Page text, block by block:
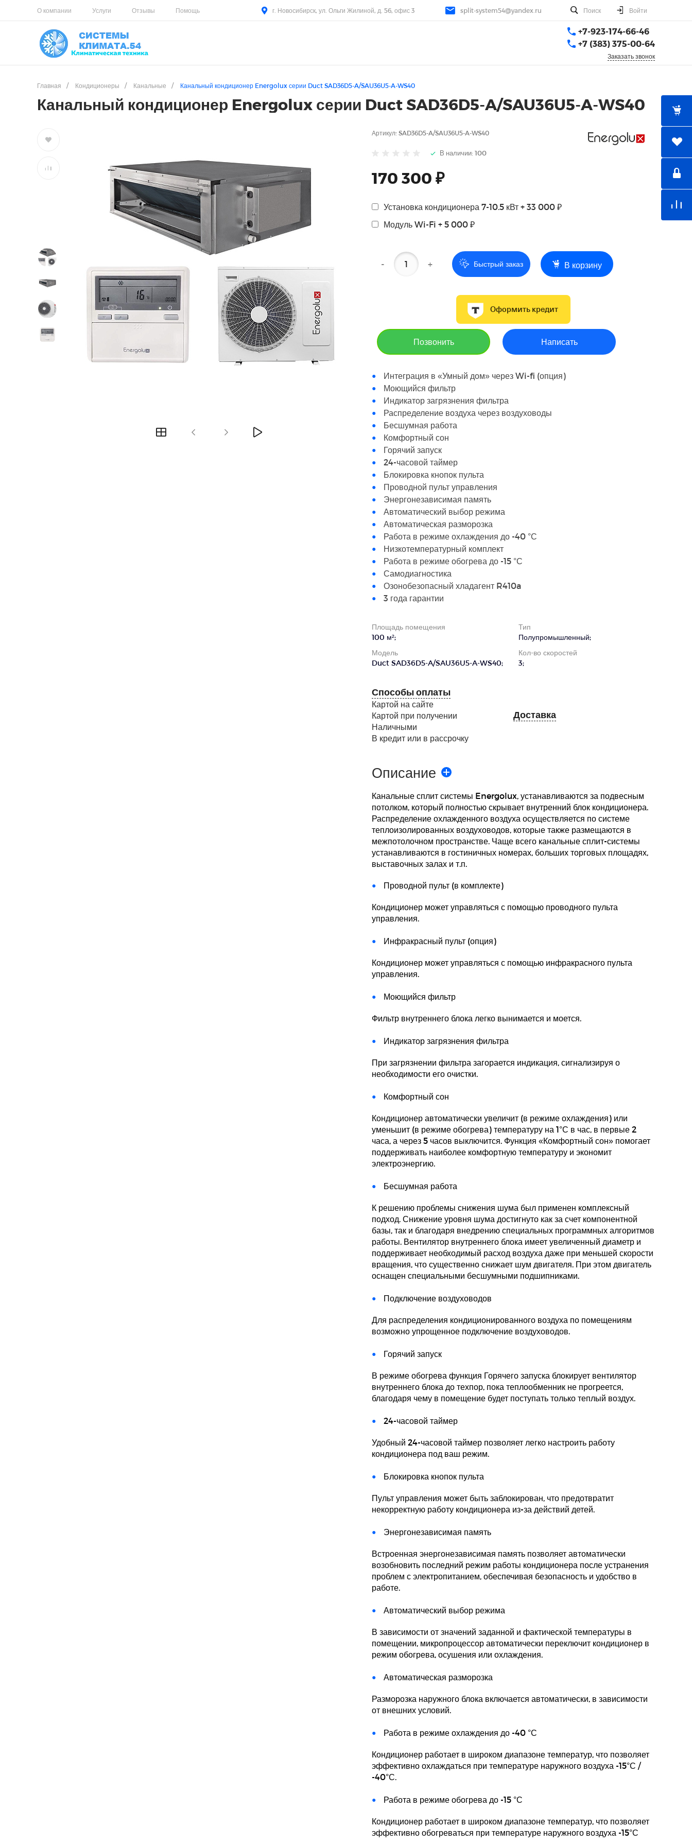
О компании Услуги Отзывы Помощь г. Новосибирск, ул. Ольги Жилиной, д. 56, офис 3 split-system54@yandex.ru Поиск Войти
+7-923-174-66-46
+7 (383) 375-00-64
Заказать звонок
Главная / Кондиционеры / Канальные / Канальный кондиционер Energolux серии Duct SAD36D5-A/SAU36U5-A-WS40
Канальный кондиционер Energolux серии Duct SAD36D5-A/SAU36U5-A-WS40
Артикул: SAD36D5-A/SAU36U5-A-WS40
В наличии: 100
170 300 ₽
Установка кондиционера 7-10.5 кВт + 33 000 ₽
Модуль Wi-Fi + 5 000 ₽
- + Быстрый заказ В корзину
Оформить кредит
Позвонить Написать
Интеграция в «Умный дом» через Wi-fi (опция)
Моющийся фильтр
Индикатор загрязнения фильтра
Распределение воздуха через воздуховоды
Бесшумная работа
Комфортный сон
Горячий запуск
24-часовой таймер
Блокировка кнопок пульта
Проводной пульт управления
Энергонезависимая память
Автоматический выбор режима
Автоматическая разморозка
Работа в режиме охлаждения до -40 °С
Низкотемпературный комплект
Работа в режиме обогрева до -15 °С
Самодиагностика
Озонобезопасный хладагент R410a
3 года гарантии
Площадь помещения
100 м²;
Тип
Полупромышленный;
Модель
Duct SAD36D5-A/SAU36U5-A-WS40;
Кол-во скоростей
3;
Способы оплаты
Картой на сайте
Картой при получении
Наличными
В кредит или в рассрочку
Доставка
Описание
Канальные сплит системы Energolux, устанавливаются за подвесным
потолком, который полностью скрывает внутренний блок кондиционера.
Распределение охлажденного воздуха осуществляется по системе
теплоизолированных воздуховодов, которые также размещаются в
межпотолочном пространстве. Чаще всего канальные сплит-системы
устанавливаются в гостиничных номерах, больших торговых площадях,
выставочных залах и т.п.
Проводной пульт (в комплекте)
Кондиционер может управляться с помощью проводного пульта
управления.
Инфракрасный пульт (опция)
Кондиционер может управляться с помощью инфракрасного пульта
управления.
Моющийся фильтр
Фильтр внутреннего блока легко вынимается и моется.
Индикатор загрязнения фильтра
При загрязнении фильтра загорается индикация, сигнализируя о
необходимости его очистки.
Комфортный сон
Кондиционер автоматически увеличит (в режиме охлаждения) или
уменьшит (в режиме обогрева) температуру на 1°С в час, в первые 2
часа, а через 5 часов выключится. Функция «Комфортный сон» помогает
поддерживать наиболее комфортную температуру и экономит
электроэнергию.
Бесшумная работа
К решению проблемы снижения шума был применен комплексный
подход. Снижение уровня шума достигнуто как за счет компонентной
базы, так и благодаря внедрению специальных программных алгоритмов
работы. Вентилятор внутреннего блока имеет увеличенный диаметр и
поддерживает необходимый расход воздуха даже при меньшей скорости
вращения, что существенно снижает шум двигателя. При этом двигатель
оснащен специальными бесшумными подшипниками.
Подключение воздуховодов
Для распределения кондиционированного воздуха по помещениям
возможно упрощенное подключение воздуховодов.
Горячий запуск
В режиме обогрева функция Горячего запуска блокирует вентилятор
внутреннего блока до техпор, пока теплообменник не прогреется,
благодаря чему в помещение будет поступать только теплый воздух.
24-часовой таймер
Удобный 24-часовой таймер позволяет легко настроить работу
кондиционера под ваш режим.
Блокировка кнопок пульта
Пульт управления может быть заблокирован, что предотвратит
некорректную работу кондиционера из-за действий детей.
Энергонезависимая память
Встроенная энергонезависимая память позволяет автоматически
возобновить последний режим работы кондиционера после устранения
проблем с электропитанием, обеспечивая безопасность и удобство в
работе.
Автоматический выбор режима
В зависимости от значений заданной и фактической температуры в
помещении, микропроцессор автоматически переключит кондиционер в
режим обогрева, осушения или охлаждения.
Автоматическая разморозка
Разморозка наружного блока включается автоматически, в зависимости
от внешних условий.
Работа в режиме охлаждения до -40 °С
Кондиционер работает в широком диапазоне температур, что позволяет
эффективно охлаждаться при температуре наружного воздуха -15°С /
-40°С.
Работа в режиме обогрева до -15 °С
Кондиционер работает в широком диапазоне температур, что позволяет
эффективно обогреваться при температуре наружного воздуха -15°С